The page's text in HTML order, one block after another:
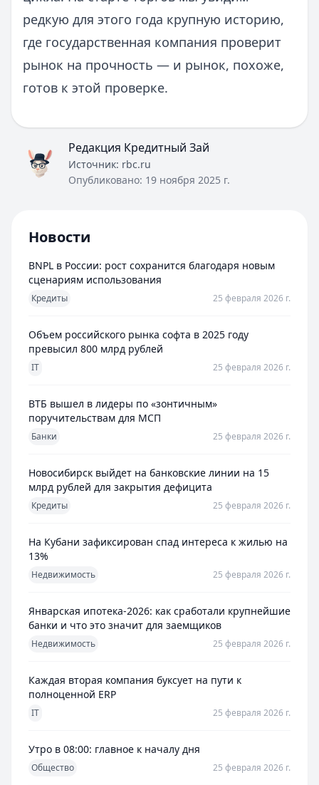
редкую для этого года крупную историю,
где государственная компания проверит
рынок на прочность — и рынок, похоже,
готов к этой проверке.
Редакция Кредитный Зай
Источник: rbc.ru
Опубликовано: 19 ноября 2025 г.
Новости
BNPL в России: рост сохранится благодаря новым
сценариям использования
Кредиты 25 февраля 2026 г.
Объем российского рынка софта в 2025 году
превысил 800 млрд рублей
IT 25 февраля 2026 г.
ВТБ вышел в лидеры по «зонтичным»
поручительствам для МСП
Банки 25 февраля 2026 г.
Новосибирск выйдет на банковские линии на 15
млрд рублей для закрытия дефицита
Кредиты 25 февраля 2026 г.
На Кубани зафиксирован спад интереса к жилью на
13%
Недвижимость 25 февраля 2026 г.
Январская ипотека-2026: как сработали крупнейшие
банки и что это значит для заемщиков
Недвижимость 25 февраля 2026 г.
Каждая вторая компания буксует на пути к
полноценной ERP
IT 25 февраля 2026 г.
Утро в 08:00: главное к началу дня
Общество 25 февраля 2026 г.